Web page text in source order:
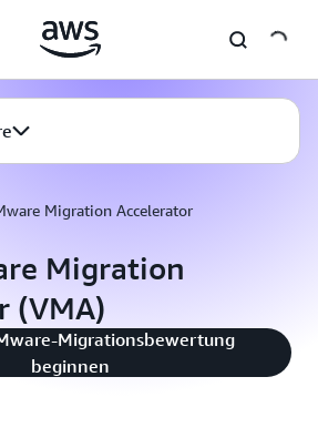
Migration Accelerator
Migration
(VMA)
Migrationsbewertung
beginnen